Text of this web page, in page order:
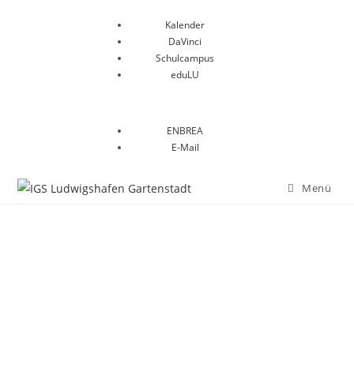
Kalender
DaVinci
Schulcampus
eduLU
ENBREA
E-Mail
Menü